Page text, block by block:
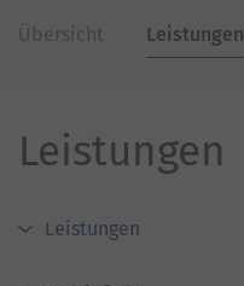
Übersicht Leistungen
Leistungen
Leistungen